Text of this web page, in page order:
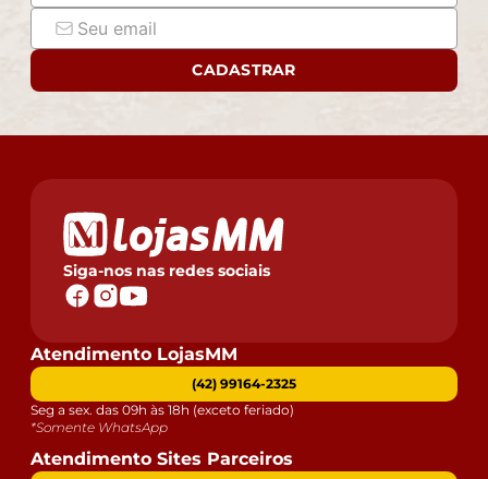
CADASTRAR
Siga-nos nas redes sociais
Atendimento LojasMM
(42) 99164-2325
Seg a sex. das 09h às 18h (exceto feriado)
*Somente WhatsApp
Atendimento Sites Parceiros